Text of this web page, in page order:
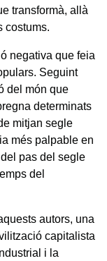
transformà, allà
costums.
negativa que feia
Seguint
del món que
determinats
mitjan segle
més palpable en
pas del segle
del
autors, una
capitalista
i la